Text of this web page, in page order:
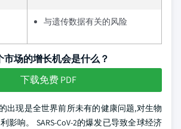
与遗传数据有关的风险
市场的增长机会是什么？
下载免费 PDF
出现是全世界前所未有的健康问题,对生物
影响。 SARS-CoV-2的爆发已导致全球经济